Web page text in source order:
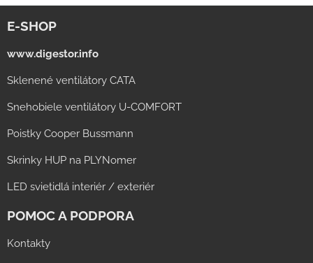
E-SHOP
www.digestor.info
Sklenené ventilátory CATA
Snehobiele ventilátory U-COMFORT
Poistky Cooper Bussmann
Skrinky HUP na PLYNomer
LED svietidlá interiér / exteriér
POMOC A PODPORA
Kontakty